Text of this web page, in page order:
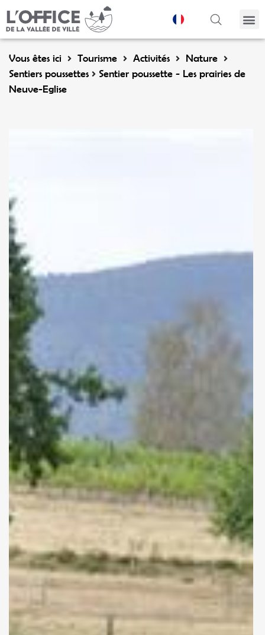
Vous êtes ici Tourisme Activités
Nature
Sentiers poussettes
Sentier poussette - Les prairies de
Neuve-Eglise
Panneau de gestion des cookies